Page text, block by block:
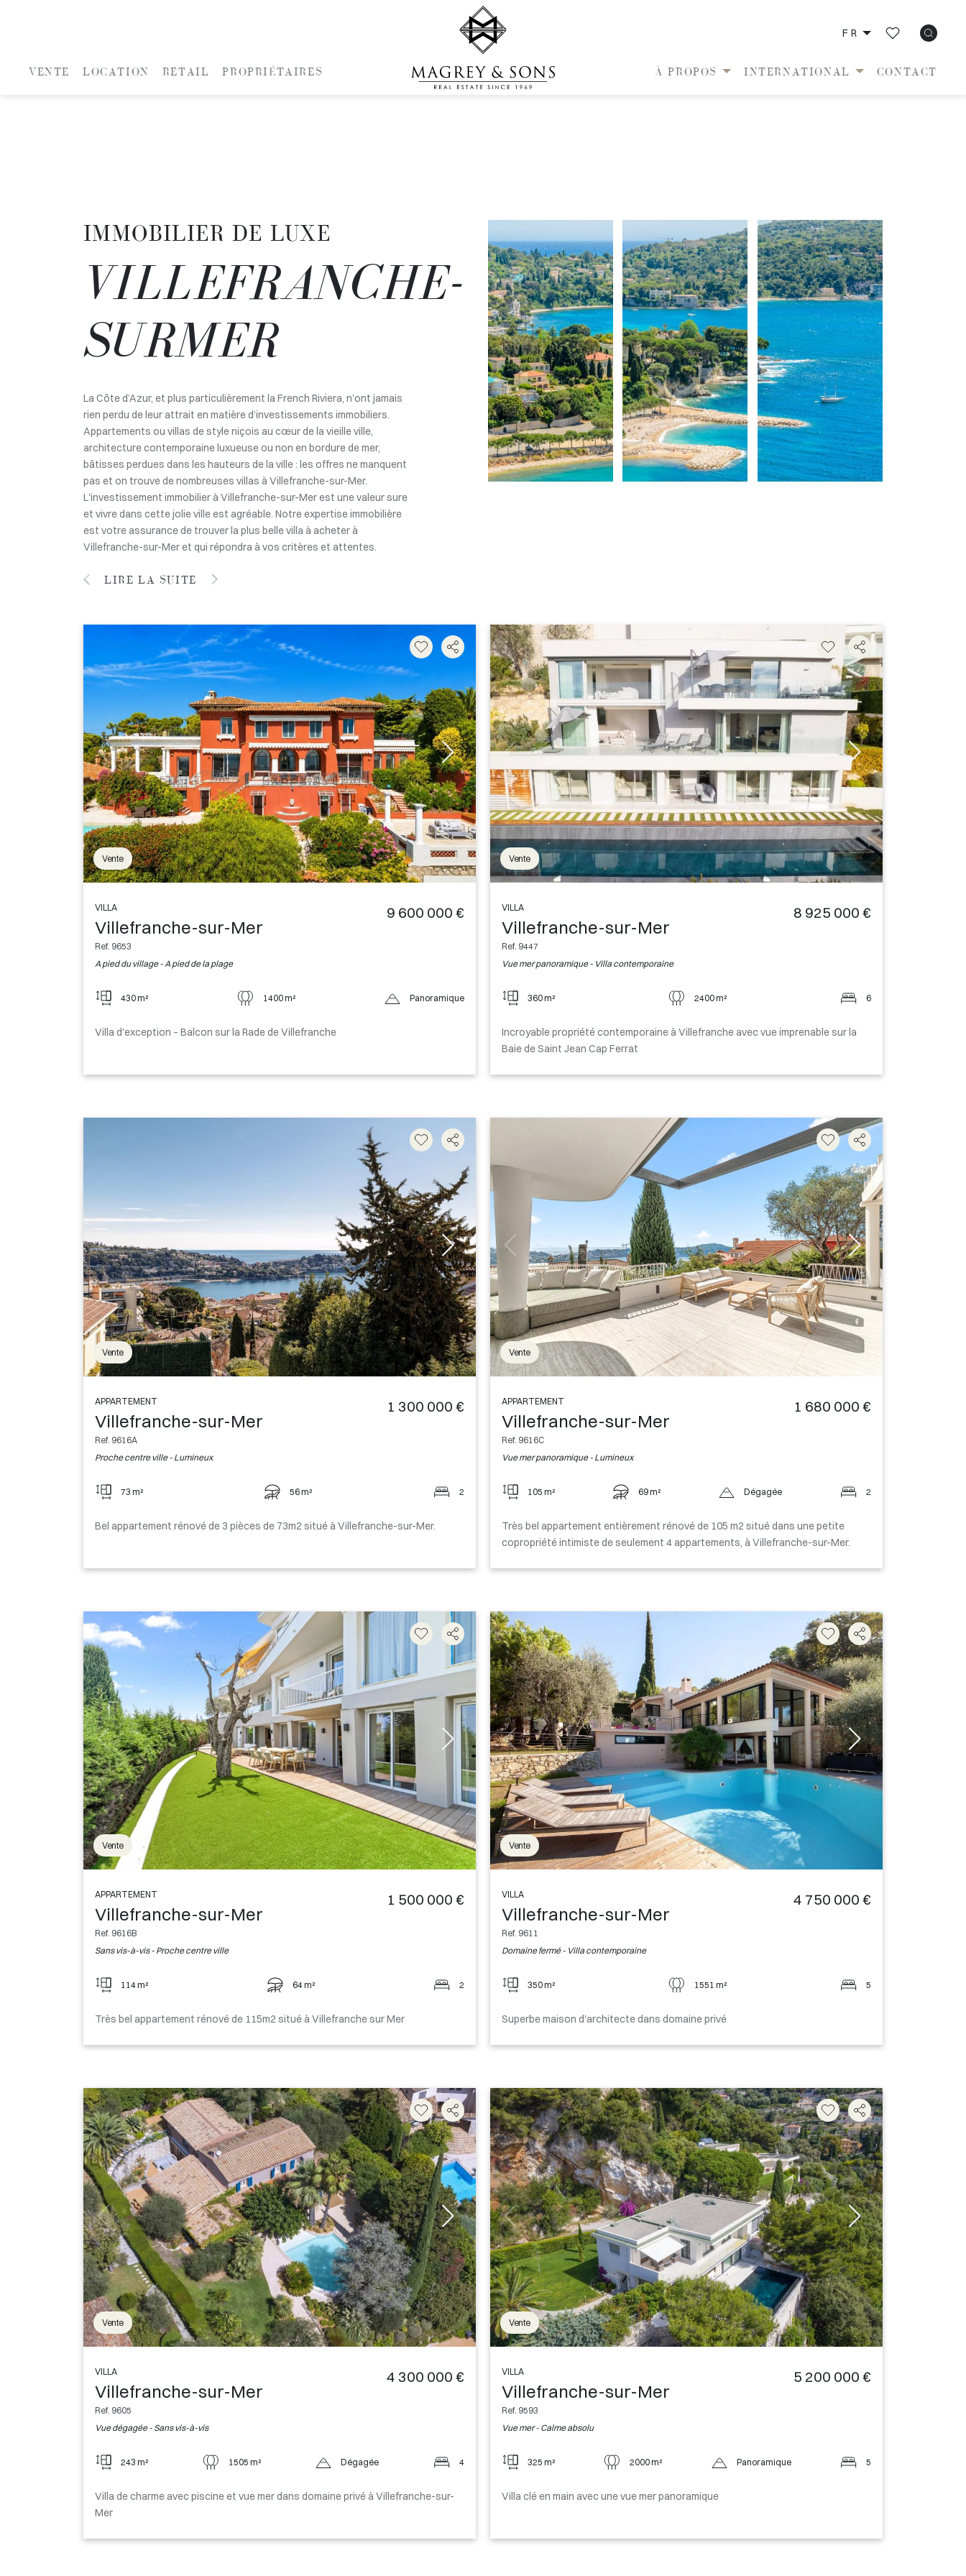
VENTE LOCATION RETAIL PROPRIÉTAIRES
FR
À PROPOS INTERNATIONAL CONTACT
IMMOBILIER DE LUXE
VILLEFRANCHE-
SURMER
La Côte d’Azur, et plus particulièrement la French Riviera, n’ont jamais
rien perdu de leur attrait en matière d’investissements immobiliers.
Appartements ou villas de style niçois au cœur de la vieille ville,
architecture contemporaine luxueuse ou non en bordure de mer,
bâtisses perdues dans les hauteurs de la ville : les offres ne manquent
pas et on trouve de nombreuses villas à Villefranche-sur-Mer.
L'investissement immobilier à Villefranche-sur-Mer est une valeur sure
et vivre dans cette jolie ville est agréable. Notre expertise immobilière
est votre assurance de trouver la plus belle villa à acheter à
Villefranche-sur-Mer et qui répondra à vos critères et attentes.
LIRE LA SUITE
Vente
VILLA
Villefranche-sur-Mer
Ref. 9653
A pied du village - A pied de la plage
9 600 000 €
430 m² 1400 m² Panoramique
Villa d'exception – Balcon sur la Rade de Villefranche
Vente
VILLA
Villefranche-sur-Mer
Ref. 9447
Vue mer panoramique - Villa contemporaine
8 925 000 €
360 m² 2400 m² 6
Incroyable propriété contemporaine à Villefranche avec vue imprenable sur la
Baie de Saint Jean Cap Ferrat
Vente
APPARTEMENT
Villefranche-sur-Mer
Ref. 9616A
Proche centre ville - Lumineux
1 300 000 €
73 m² 56 m² 2
Bel appartement rénové de 3 pièces de 73m2 situé à Villefranche-sur-Mer.
Vente
APPARTEMENT
Villefranche-sur-Mer
Ref. 9616C
Vue mer panoramique - Lumineux
1 680 000 €
105 m² 69 m² Dégagée 2
Très bel appartement entièrement rénové de 105 m2 situé dans une petite
copropriété intimiste de seulement 4 appartements, à Villefranche-sur-Mer.
Vente
APPARTEMENT
Villefranche-sur-Mer
Ref. 9616B
Sans vis-à-vis - Proche centre ville
1 500 000 €
114 m² 64 m² 2
Très bel appartement rénové de 115m2 situé à Villefranche sur Mer
Vente
VILLA
Villefranche-sur-Mer
Ref. 9611
Domaine fermé - Villa contemporaine
4 750 000 €
350 m² 1551 m² 5
Superbe maison d'architecte dans domaine privé
Vente
VILLA
Villefranche-sur-Mer
Ref. 9605
Vue dégagée - Sans vis-à-vis
4 300 000 €
243 m² 1505 m² Dégagée 4
Villa de charme avec piscine et vue mer dans domaine privé à Villefranche-sur-
Mer
Vente
VILLA
Villefranche-sur-Mer
Ref. 9593
Vue mer - Calme absolu
5 200 000 €
325 m² 2000 m² Panoramique 5
Villa clé en main avec une vue mer panoramique